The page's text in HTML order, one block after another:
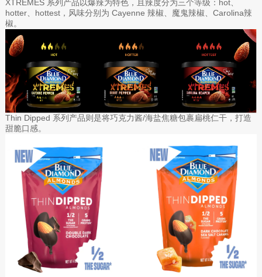
XTREMES 系列产品以爆辣为特色，且辣度分为三个等级：hot、
hotter、hottest，风味分别为 Cayenne 辣椒、魔鬼辣椒、Carolina辣
椒。
Thin Dipped 系列产品则是将巧克力酱/海盐焦糖包裹扁桃仁干，打造
甜脆口感。